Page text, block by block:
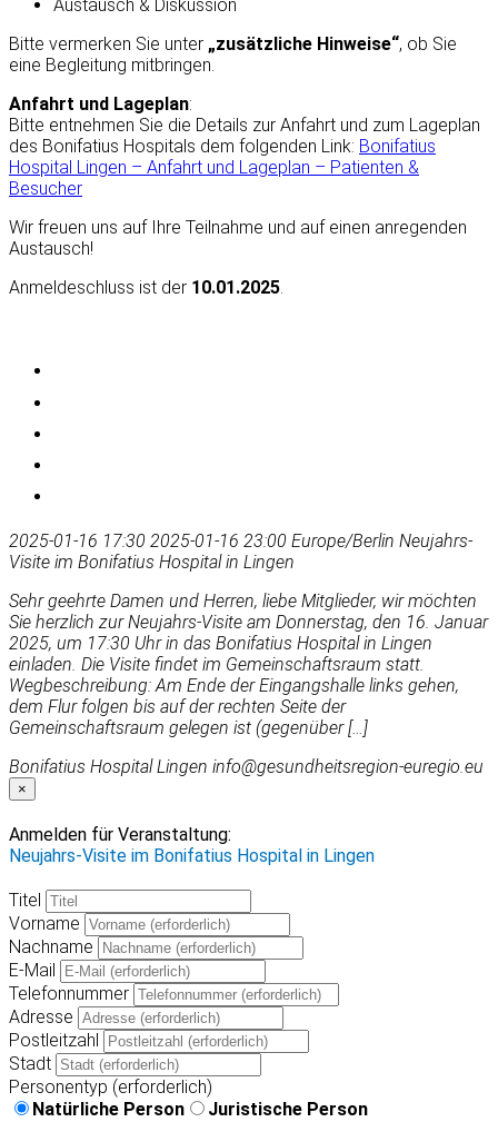
Austausch & Diskussion
Bitte vermerken Sie unter „zusätzliche Hinweise“, ob Sie
eine Begleitung mitbringen.
Anfahrt und Lageplan:
Bitte entnehmen Sie die Details zur Anfahrt und zum Lageplan
des Bonifatius Hospitals dem folgenden Link: Bonifatius
Hospital Lingen – Anfahrt und Lageplan – Patienten &
Besucher
Wir freuen uns auf Ihre Teilnahme und auf einen anregenden
Austausch!
Anmeldeschluss ist der 10.01.2025
2025-01-16 17:30 2025-01-16 23:00 Europe/Berlin Neujahrs-
Visite im Bonifatius Hospital in Lingen
Sehr geehrte Damen und Herren, liebe Mitglieder, wir möchten
Sie herzlich zur Neujahrs-Visite am Donnerstag, den 16. Januar
2025, um 17:30 Uhr in das Bonifatius Hospital in Lingen
einladen. Die Visite findet im Gemeinschaftsraum statt.
Wegbeschreibung: Am Ende der Eingangshalle links gehen,
dem Flur folgen bis auf der rechten Seite der
Gemeinschaftsraum gelegen ist (gegenüber […]
Bonifatius Hospital Lingen info@gesundheitsregion-euregio.eu
×
Anmelden für Veranstaltung:
Neujahrs-Visite im Bonifatius Hospital in Lingen
Titel
Vorname
Nachname
E-Mail
Telefonnummer
Adresse
Postleitzahl
Stadt
Personentyp (erforderlich)
Natürliche Person
Juristische Person